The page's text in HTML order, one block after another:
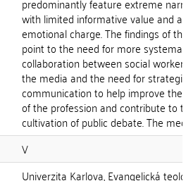
with limited informative value and a
emotional charge. The findings of the
point to the need for more systematic
collaboration between social workers
the media and the need for strategic
communication to help improve the
of the profession and contribute to
cultivation of public debate. The
V
Univerzita Karlova, Evangelická